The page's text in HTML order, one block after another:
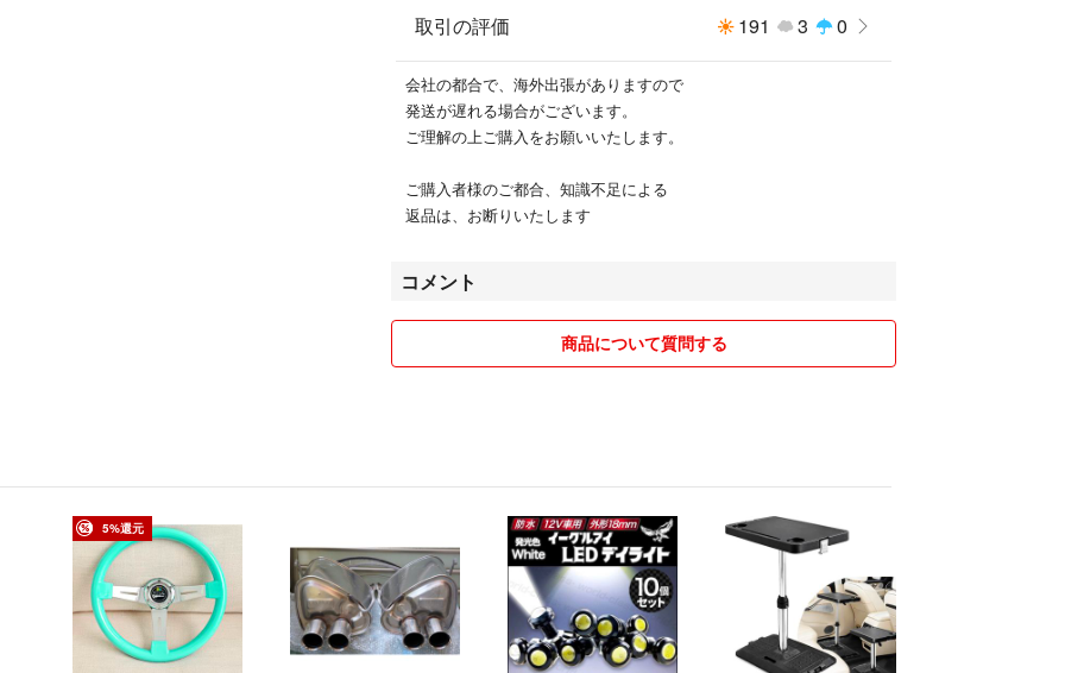
取引の評価 191 3 0
会社の都合で、海外出張がありますので
発送が遅れる場合がございます。
ご理解の上ご購入をお願いいたします。
ご購入者様のご都合、知識不足による
返品は、お断りいたします
コメント
商品について質問する
5%還元